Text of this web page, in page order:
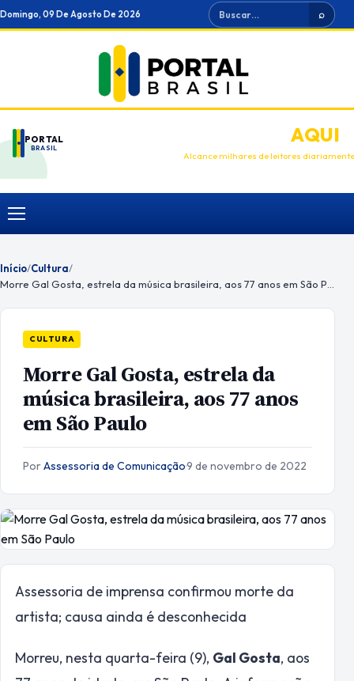
Ir
para
Domingo, 09 De Agosto De 2026 Buscar ⌕
PORTAL
BRASIL
ANUNCIEAQUI
Alcance milhares de leitores diariamente
Menu
Início/Cultura/
CULTURA
Morre Gal Gosta, estrela da
música brasileira, aos 77 anos
em São Paulo
PorAssessoria de Comunicação·9 de novembro de 2022
Assessoria de imprensa confirmou morte da
artista; causa ainda é desconhecida
Morreu, nesta quarta-feira (9), Gal Gosta, aos